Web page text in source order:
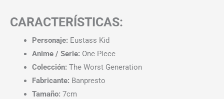
CARACTERÍSTICAS:
Personaje: Eustass Kid
Anime / Serie: One Piece
Colección: The Worst Generation
Fabricante: Banpresto
Tamaño: 7cm